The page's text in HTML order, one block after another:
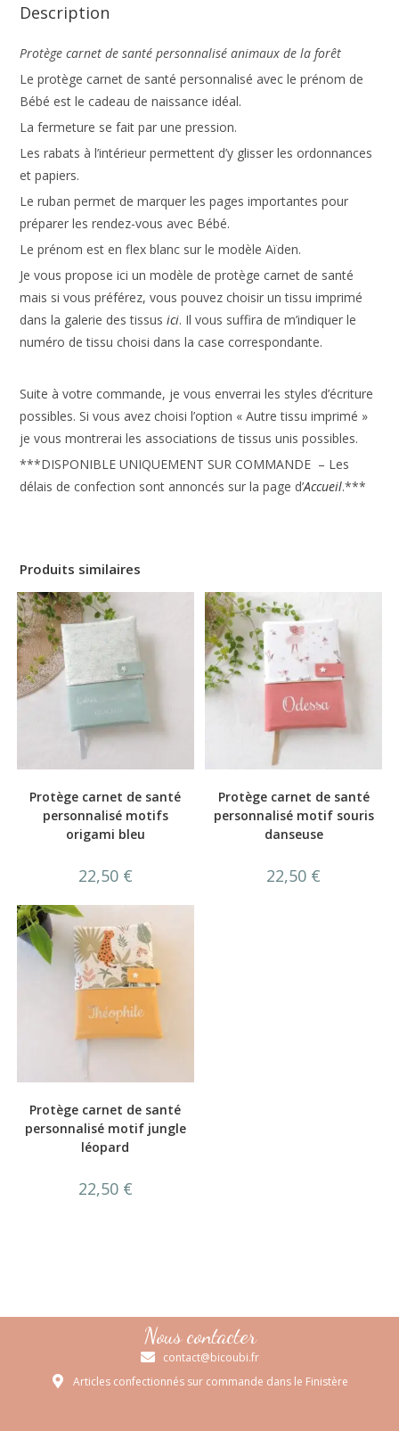
Description
Protège carnet de santé personnalisé animaux de la forêt
Le protège carnet de santé personnalisé avec le prénom de
Bébé est le cadeau de naissance idéal.
La fermeture se fait par une pression.
Les rabats à l’intérieur permettent d’y glisser les ordonnances
et papiers.
Le ruban permet de marquer les pages importantes pour
préparer les rendez-vous avec Bébé.
Le prénom est en flex blanc sur le modèle Aïden.
Je vous propose ici un modèle de protège carnet de santé
mais si vous préférez, vous pouvez choisir un tissu imprimé
dans la galerie des tissus ici. Il vous suffira de m’indiquer le
numéro de tissu choisi dans la case correspondante.
Suite à votre commande, je vous enverrai les styles d’écriture
possibles. Si vous avez choisi l’option « Autre tissu imprimé »
je vous montrerai les associations de tissus unis possibles.
***DISPONIBLE UNIQUEMENT SUR COMMANDE – Les
délais de confection sont annoncés sur la page d’Accueil.***
Produits similaires
Protège carnet de santé
personnalisé motifs
origami bleu
22,50 €
Protège carnet de santé
personnalisé motif souris
danseuse
22,50 €
Protège carnet de santé
personnalisé motif jungle
léopard
22,50 €
Nous contacter
contact@bicoubi.fr
Articles confectionnés sur commande dans le Finistère